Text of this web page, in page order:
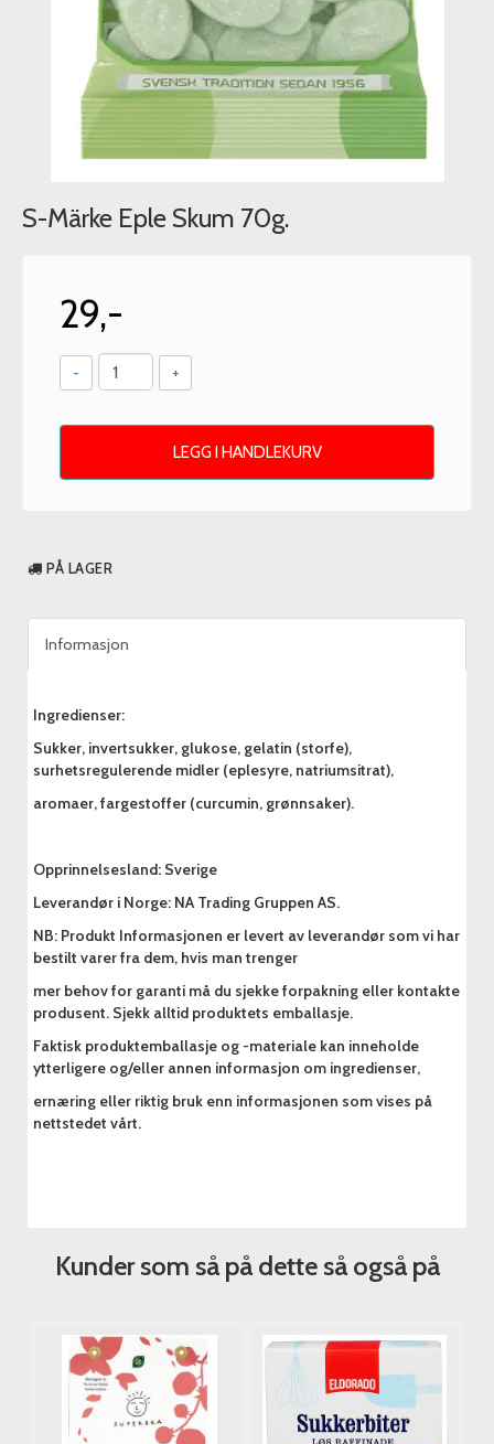
S-Märke Eple Skum 70g.
29,-
- +
LEGG I HANDLEKURV
PÅ LAGER
Informasjon
Ingredienser:
Sukker, invertsukker, glukose, gelatin (storfe),
surhetsregulerende midler (eplesyre, natriumsitrat),
aromaer, fargestoffer (curcumin, grønnsaker).
Opprinnelsesland: Sverige
Leverandør i Norge: NA Trading Gruppen AS.
NB: Produkt Informasjonen er levert av leverandør som vi har
bestilt varer fra dem, hvis man trenger
mer behov for garanti må du sjekke forpakning eller kontakte
produsent. Sjekk alltid produktets emballasje.
Faktisk produktemballasje og -materiale kan inneholde
ytterligere og/eller annen informasjon om ingredienser,
ernæring eller riktig bruk enn informasjonen som vises på
nettstedet vårt.
Kunder som så på dette så også på